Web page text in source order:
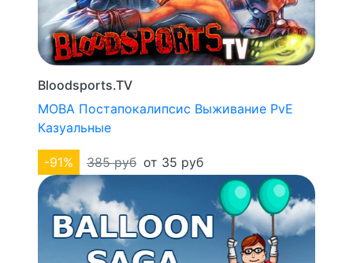
Bloodsports.TV
MOBA Постапокалипсис Выживание PvE
Казуальные
-91% 385 руб от 35 руб